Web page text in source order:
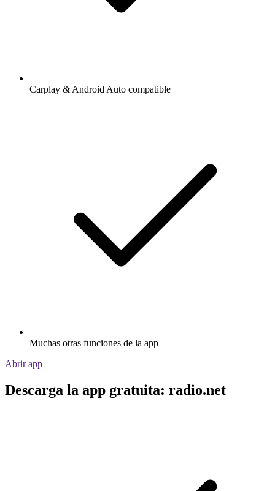
Carplay & Android Auto compatible
Muchas otras funciones de la app
Abrir app
Descarga la app gratuita: radio.net